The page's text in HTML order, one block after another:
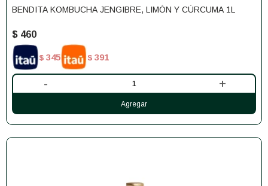
BENDITA KOMBUCHA JENGIBRE, LIMÓN Y CÚRCUMA 1L
$ 460
$ 345 $ 391
- +